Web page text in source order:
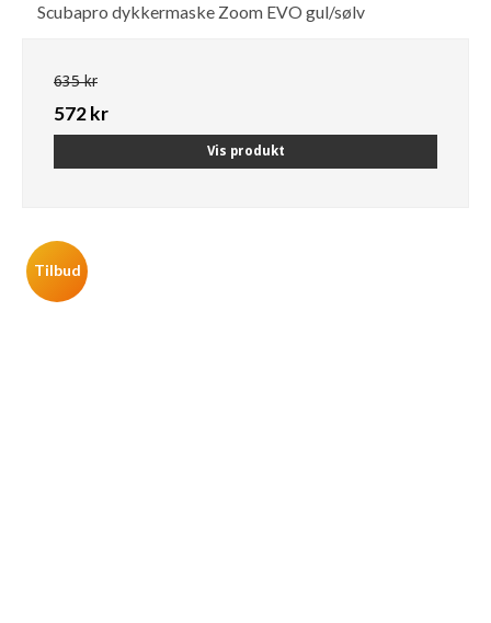
Scubapro dykkermaske Zoom EVO gul/sølv
635 kr
572 kr
Vis produkt
Tilbud